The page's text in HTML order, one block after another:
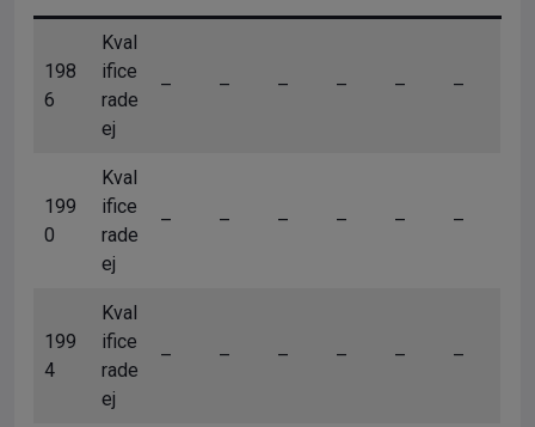
198
6
Kval
ifice
rade
ej
– – – – – –
199
0
Kval
ifice
rade
ej
– – – – – –
199
4
Kval
ifice
rade
ej
– – – – – –